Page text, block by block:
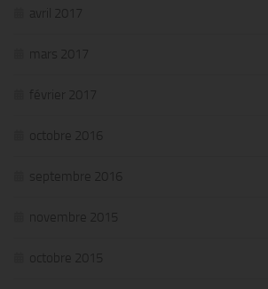
avril 2017
mars 2017
février 2017
octobre 2016
septembre 2016
novembre 2015
octobre 2015